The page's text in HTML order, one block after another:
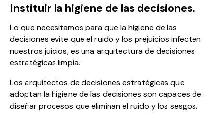
Instituir la higiene de las decisiones.
Lo que necesitamos para que la higiene de las
decisiones evite que el ruido y los prejuicios infecten
nuestros juicios, es una arquitectura de decisiones
estratégicas limpia.
Los arquitectos de decisiones estratégicas que
adoptan la higiene de las decisiones son capaces de
diseñar procesos que eliminan el ruido y los sesgos.